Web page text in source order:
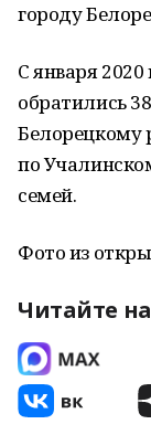
городу
С января
обратились
Белорецкому
по
семей.
Фото из
Читайте